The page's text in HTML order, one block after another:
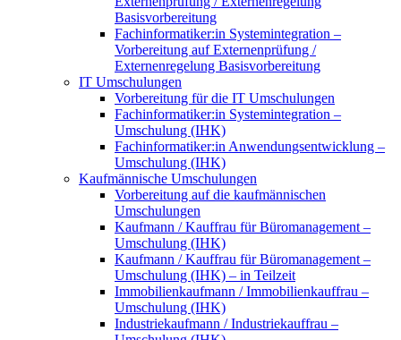
Basisvorbereitung
Fachinformatiker:in Systemintegration –
Vorbereitung auf Externenprüfung /
Externenregelung Basisvorbereitung
IT Umschulungen
Vorbereitung für die IT Umschulungen
Fachinformatiker:in Systemintegration –
Umschulung (IHK)
Fachinformatiker:in Anwendungsentwicklung –
Umschulung (IHK)
Kaufmännische Umschulungen
Vorbereitung auf die kaufmännischen
Umschulungen
Kaufmann / Kauffrau für Büromanagement –
Umschulung (IHK)
Kaufmann / Kauffrau für Büromanagement –
Umschulung (IHK) – in Teilzeit
Immobilienkaufmann / Immobilienkauffrau –
Umschulung (IHK)
Industriekaufmann / Industriekauffrau –